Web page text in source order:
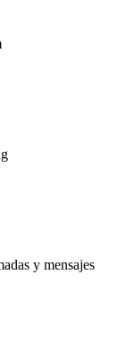
y mensajes